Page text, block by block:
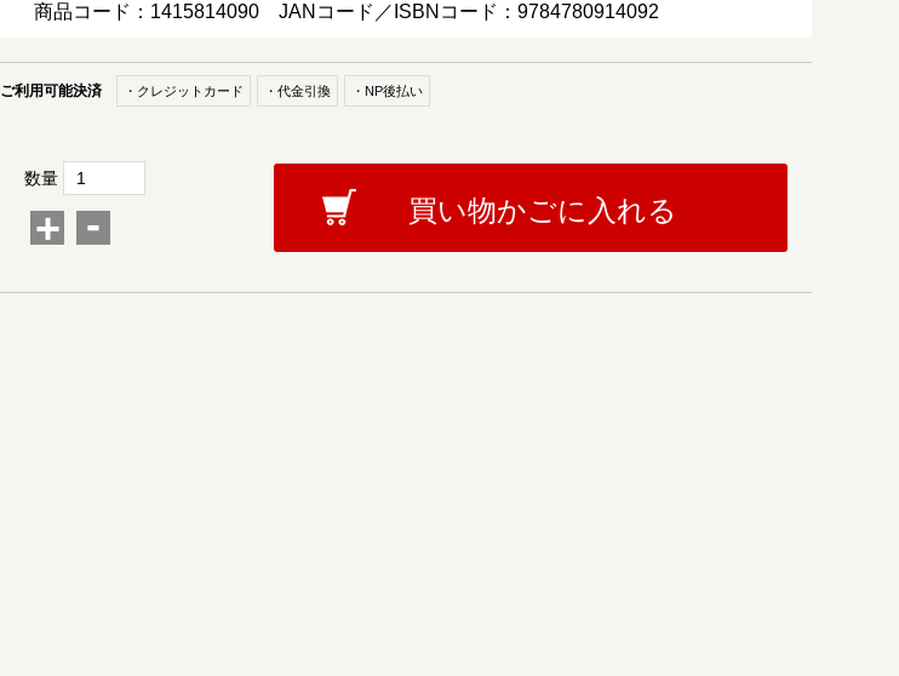
商品コード：1415814090 JANコード／ISBNコード：9784780914092
ご利用可能決済 ・クレジットカード ・代金引換 ・NP後払い
数量
+ - 買い物かごに入れる